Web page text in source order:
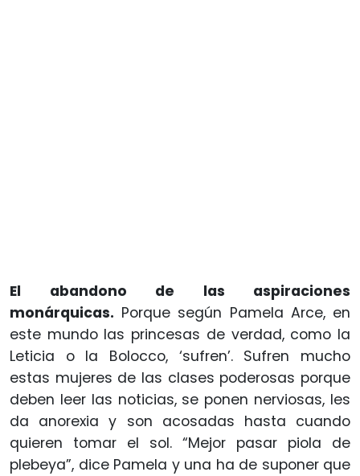
El abandono de las aspiraciones
monárquicas. Porque según Pamela Arce, en
este mundo las princesas de verdad, como la
Leticia o la Bolocco, ‘sufren’. Sufren mucho
estas mujeres de las clases poderosas porque
deben leer las noticias, se ponen nerviosas, les
da anorexia y son acosadas hasta cuando
quieren tomar el sol. “Mejor pasar piola de
plebeya”, dice Pamela y una ha de suponer que